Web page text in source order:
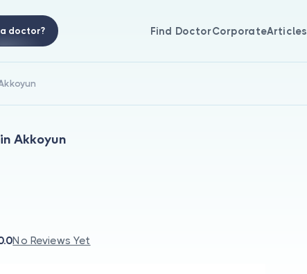
doctor? Find DoctorCorporateArticles
Akkoyun
No Reviews Yet